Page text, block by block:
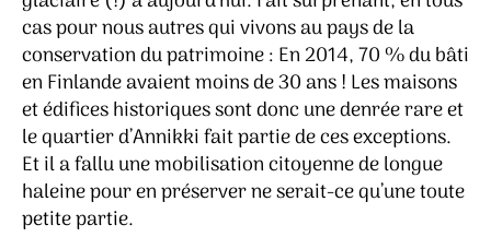
cas pour nous autres qui vivons au pays de la
conservation du patrimoine : En 2014, 70 % du bâti
en Finlande avaient moins de 30 ans ! Les maisons
et édifices historiques sont donc une denrée rare et
le quartier d’Annikki fait partie de ces exceptions.
Et il a fallu une mobilisation citoyenne de longue
haleine pour en préserver ne serait-ce qu’une toute
petite partie.